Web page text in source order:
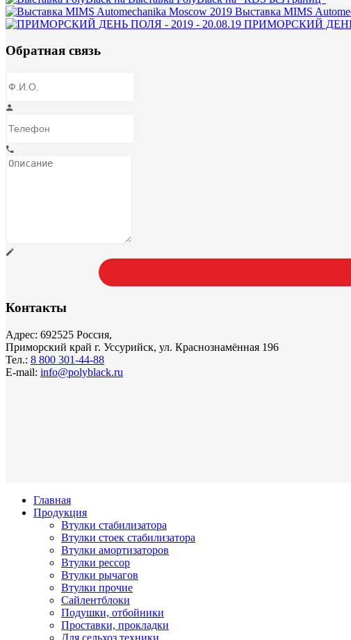
Выставка MIMS
ПРИМОРСКИЙ ДЕНЬ
Обратная связь
Контакты
Адрес: 692525 Россия,
Приморский край г. Уссурийск, ул. Краснознамённая 196
Тел.: 8 800 301-44-88
E-mail: info@polyblack.ru
Главная
Продукция
Втулки стабилизатора
Втулки стоек стабилизатора
Втулки амортизаторов
Втулки рессор
Втулки рычагов
Втулки прочие
Сайлентблоки
Подушки, отбойники
Проставки, прокладки
Для сельхоз техники